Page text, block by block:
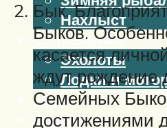
Нахлыст
Снаряжение
Эхолоты
Лодки и
Узлы
Рецепты
Бык.
Быков.
касается
ждут рождение
Семейных
достижениями